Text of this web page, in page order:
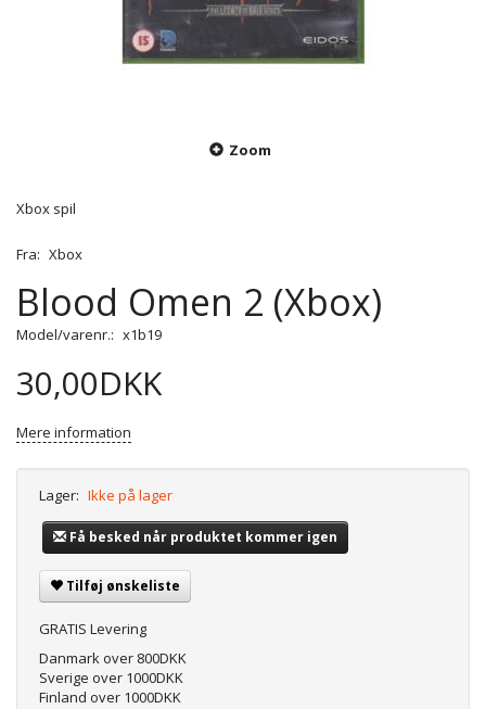
Zoom
Xbox spil
Fra: Xbox
Blood Omen 2 (Xbox)
Model/varenr.: x1b19
30,00DKK
Mere information
Lager: Ikke på lager
Få besked når produktet kommer igen
Tilføj ønskeliste
GRATIS Levering
Danmark over 800DKK
Sverige over 1000DKK
Finland over 1000DKK